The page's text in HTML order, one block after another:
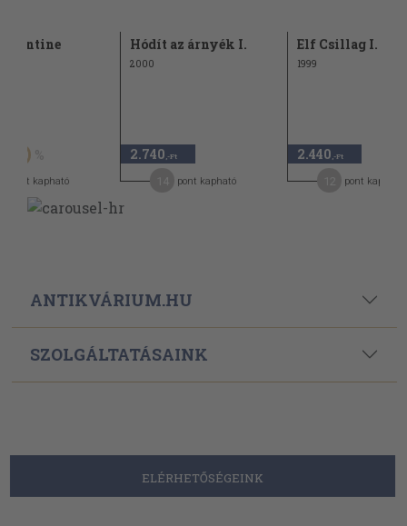
50
pont kapható
Hódít az árnyék I.
2000
2.740 ,-Ft
pont kapható
Elf Csillag I.
1999
2.440 ,-Ft
pont kapható
ANTIKVÁRIUM.HU
SZOLGÁLTATÁSAINK
ELÉRHETŐSÉGEINK